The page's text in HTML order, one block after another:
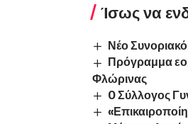
Ίσως να
Νέο
Πρόγραμμα
Φλώρινας
O Σύλλογος